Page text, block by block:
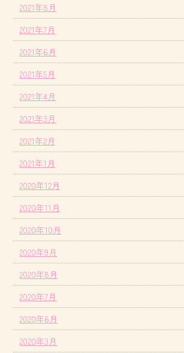
2021年8月
2021年7月
2021年6月
2021年5月
2021年4月
2021年3月
2021年2月
2021年1月
2020年12月
2020年11月
2020年10月
2020年9月
2020年8月
2020年7月
2020年6月
2020年3月